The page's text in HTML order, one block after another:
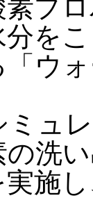
プ
分を
ウ
ミュ
の洗
施